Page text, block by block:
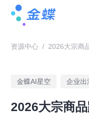
资源中心 / 2026大宗商
金蝶AI星空 企业出
2026大宗商